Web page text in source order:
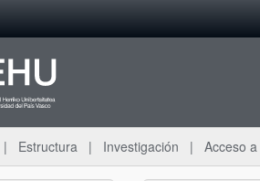
Estructura Investigación Acceso